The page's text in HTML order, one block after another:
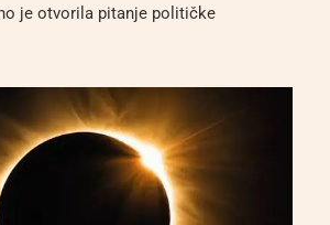
je otvorila pitanje političke